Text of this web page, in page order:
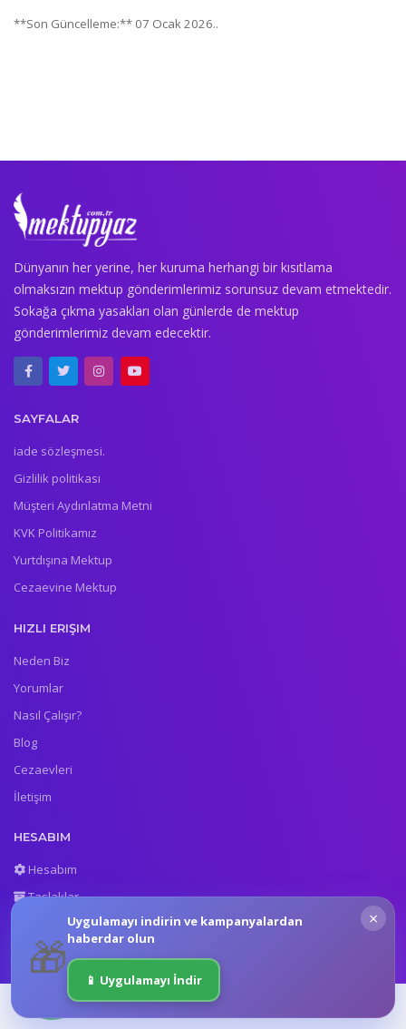
**Son Güncelleme:** 07 Ocak 2026..
Dünyanın her yerine, her kuruma herhangi bir kısıtlama
olmaksızın mektup gönderimlerimiz sorunsuz devam etmektedir.
Sokağa çıkma yasakları olan günlerde de mektup
gönderimlerimiz devam edecektir.
SAYFALAR
iade sözleşmesi.
Gizlilik politikası
Müşteri Aydınlatma Metni
KVK Politikamız
Yurtdışına Mektup
Cezaevine Mektup
HIZLI ERIŞIM
Neden Biz
Yorumlar
Nasıl Çalışır?
Blog
Cezaevleri
İletişim
HESABIM
Hesabım
Taslaklar
Gönderilenler
Copyright © Mektup Yaz Portalı. Tüm Hakları Saklıdır.
×
🎁
Uygulamayı indirin ve kampanyalardan
haberdar olun
📱 Uygulamayı İndir